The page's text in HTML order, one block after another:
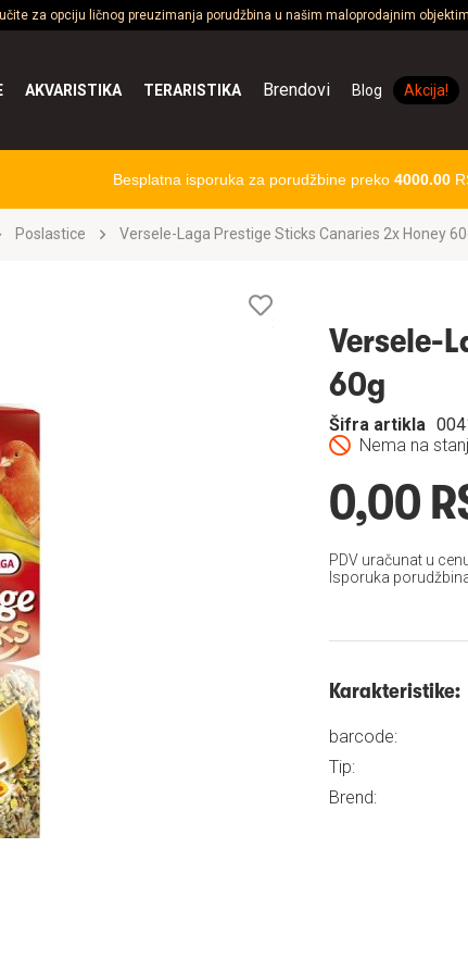
za opciju ličnog preuzimanja porudžbina u našim maloprodajnim
AKVARISTIKA TERARISTIKA Brendovi Blog Akcija!
Besplatna isporuka za porudžbine preko 4000.00
Poslastice Versele-Laga Prestige Sticks Canaries 2x Honey
želja
Versele-
60g
Nema na
Šifra artikla
0,00
PDV uračunat u
Isporuka
Karakteristike:
barcode:
Tip:
Brend: